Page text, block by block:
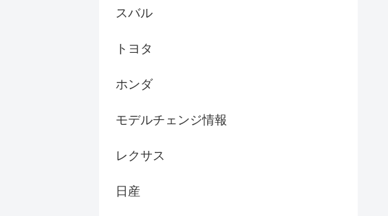
スバル
トヨタ
ホンダ
モデルチェンジ情報
レクサス
日産